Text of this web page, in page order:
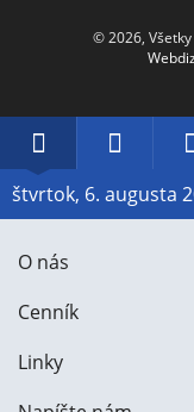
© 2026,
Dátum
štvrtok, 6. augusta
O nás
Cenník
Linky